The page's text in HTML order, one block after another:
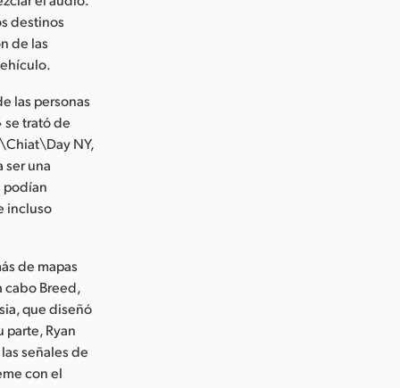
destinos
de las
las personas
se trató de
NY,
ser una
podían
incluso
de mapas
cabo Breed,
que diseñó
Ryan
señales de
con el